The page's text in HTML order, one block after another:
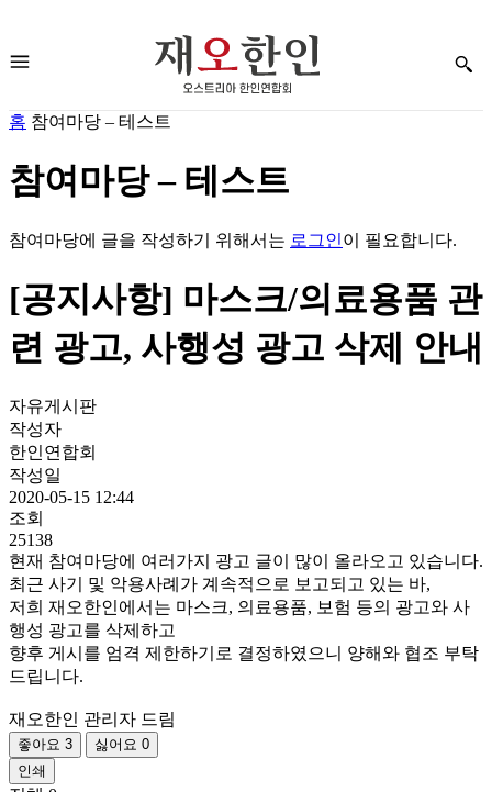
홈 참여마당 – 테스트
참여마당 – 테스트
참여마당에 글을 작성하기 위해서는 로그인이 필요합니다.
[공지사항] 마스크/의료용품 관
련 광고, 사행성 광고 삭제 안내
자유게시판
작성자
한인연합회
작성일
2020-05-15 12:44
조회
25138
현재 참여마당에 여러가지 광고 글이 많이 올라오고 있습니다.
최근 사기 및 악용사례가 계속적으로 보고되고 있는 바,
저희 재오한인에서는 마스크, 의료용품, 보험 등의 광고와 사
행성 광고를 삭제하고
향후 게시를 엄격 제한하기로 결정하였으니 양해와 협조 부탁
드립니다.
재오한인 관리자 드림
좋아요 3 싫어요 0
인쇄